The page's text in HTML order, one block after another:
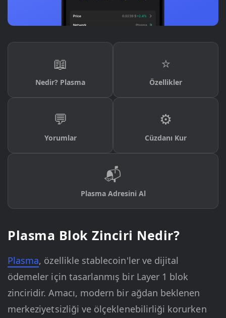
📖
Nedir? Plasma
⭐
Özellikler
💬
Yorumlar
⚙️
Cüzdanı Kur
📬
Plasma Adresini Al
Plasma Blok Zinciri Nedir?
Plasma, özellikle stablecoin'ler ve dijital
ödemeler için tasarlanmış bir Layer 1 blok
zinciridir. Amacı, modern bir ağdan beklenen
merkeziyetsizliği ve ölçeklenebilirliği korurken